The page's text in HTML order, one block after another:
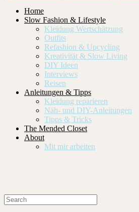
Home
Slow Fashion & Lifestyle
Kleidung Wertschätzung
Outfits
Refashion & Upcycling
Kreativität & Slow Living
DIY Ideen
Interviews
Reisen
Anleitungen & Tipps
Kleidung reparieren
Näh- und DIY-Anleitungen
Tipps & Tricks
The Mended Closet
About
Mit mir arbeiten